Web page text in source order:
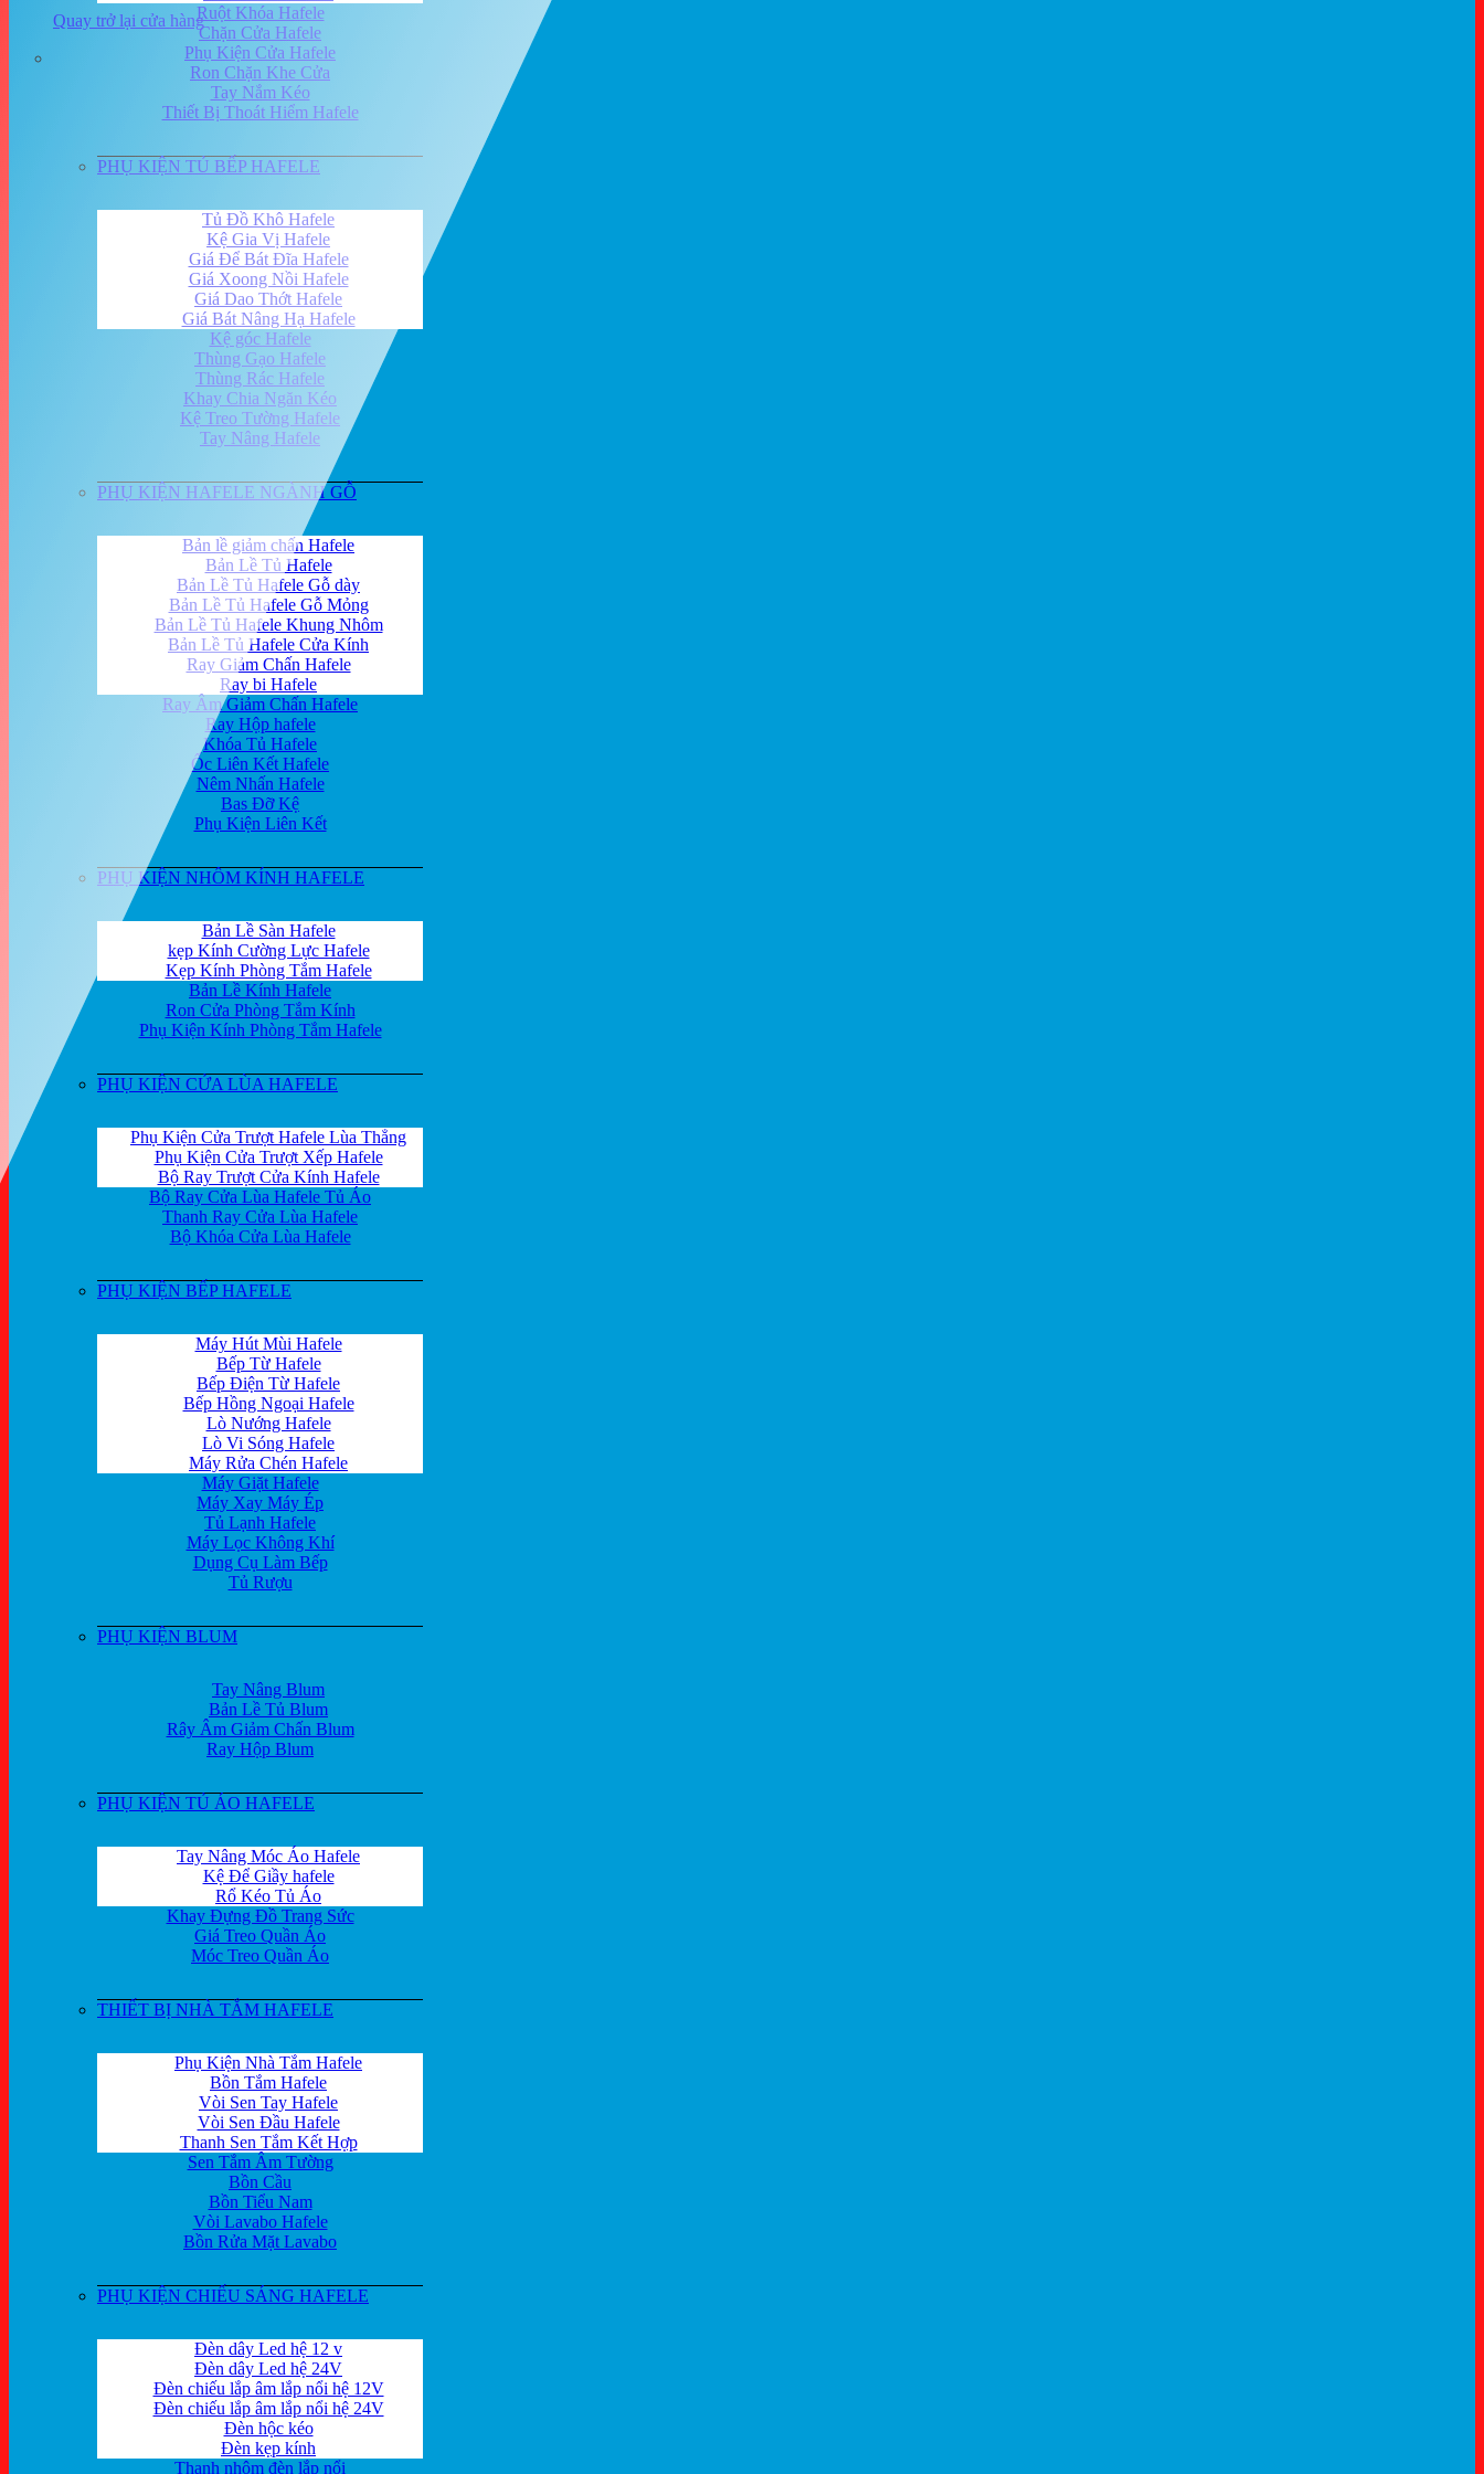
Quay trở lại cửa hàngRuột Khóa Hafele
Chặn Cửa Hafele
Phụ Kiện Cửa Hafele
Ron Chặn Khe Cửa
Tay Nắm Kéo
Thiết Bị Thoát Hiểm Hafele
PHỤ KIỆN TỦ BẾP HAFELE
Tủ Đồ Khô Hafele
Kệ Gia Vị Hafele
Giá Để Bát Đĩa Hafele
Giá Xoong Nồi Hafele
Giá Dao Thớt Hafele
Giá Bát Nâng Hạ Hafele
Kệ góc Hafele
Thùng Gạo Hafele
Thùng Rác Hafele
Khay Chia Ngăn Kéo
Kệ Treo Tường Hafele
Tay Nâng Hafele
PHỤ KIỆN HAFELE NGÀNH GỖ
Bản lề giảm chấn Hafele
Bản Lề Tủ Hafele
Bản Lề Tủ Hafele Gỗ dày
Bản Lề Tủ Hafele Gỗ Mỏng
Bản Lề Tủ Hafele Khung Nhôm
Bản Lề Tủ Hafele Cửa Kính
Ray Giảm Chấn Hafele
Ray bi Hafele
Ray Âm Giảm Chấn Hafele
Ray Hộp hafele
Khóa Tủ Hafele
Ốc Liên Kết Hafele
Nêm Nhấn Hafele
Bas Đỡ Kệ
Phụ Kiện Liên Kết
PHỤ KIỆN NHÔM KÍNH HAFELE
Bản Lề Sàn Hafele
kẹp Kính Cường Lực Hafele
Kẹp Kính Phòng Tắm Hafele
Bản Lề Kính Hafele
Ron Cửa Phòng Tắm Kính
Phụ Kiện Kính Phòng Tắm Hafele
PHỤ KIỆN CỬA LÙA HAFELE
Phụ Kiện Cửa Trượt Hafele Lùa Thẳng
Phụ Kiện Cửa Trượt Xếp Hafele
Bộ Ray Trượt Cửa Kính Hafele
Bộ Ray Cửa Lùa Hafele Tủ Áo
Thanh Ray Cửa Lùa Hafele
Bộ Khóa Cửa Lùa Hafele
PHỤ KIỆN BẾP HAFELE
Máy Hút Mùi Hafele
Bếp Từ Hafele
Bếp Điện Từ Hafele
Bếp Hồng Ngoại Hafele
Lò Nướng Hafele
Lò Vi Sóng Hafele
Máy Rửa Chén Hafele
Máy Giặt Hafele
Máy Xay Máy Ép
Tủ Lạnh Hafele
Máy Lọc Không Khí
Dụng Cụ Làm Bếp
Tủ Rượu
PHỤ KIỆN BLUM
Tay Nâng Blum
Bản Lề Tủ Blum
Rây Âm Giảm Chấn Blum
Ray Hộp Blum
PHỤ KIỆN TỦ ÁO HAFELE
Tay Nâng Móc Áo Hafele
Kệ Để Giầy hafele
Rổ Kéo Tủ Áo
Khay Đựng Đồ Trang Sức
Giá Treo Quần Áo
Móc Treo Quần Áo
THIẾT BỊ NHÀ TẮM HAFELE
Phụ Kiện Nhà Tắm Hafele
Bồn Tắm Hafele
Vòi Sen Tay Hafele
Vòi Sen Đầu Hafele
Thanh Sen Tắm Kết Hợp
Sen Tắm Âm Tường
Bồn Cầu
Bồn Tiểu Nam
Vòi Lavabo Hafele
Bồn Rửa Mặt Lavabo
PHỤ KIỆN CHIẾU SÁNG HAFELE
Đèn dây Led hệ 12 v
Đèn dây Led hệ 24V
Đèn chiếu lắp âm lắp nổi hệ 12V
Đèn chiếu lắp âm lắp nổi hệ 24V
Đèn hộc kéo
Đèn kẹp kính
Thanh nhôm đèn lắp nổi